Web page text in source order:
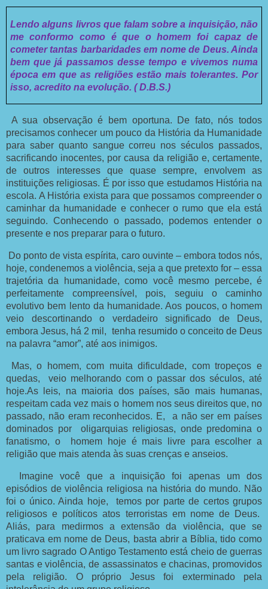
Lendo alguns livros que falam sobre a inquisição, não
me conformo como é que o homem foi capaz de
cometer tantas barbaridades em nome de Deus. Ainda
bem que já passamos desse tempo e vivemos numa
época em que as religiões estão mais tolerantes. Por
isso, acredito na evolução. ( D.B.S.)
A sua observação é bem oportuna. De fato, nós todos
precisamos conhecer um pouco da História da Humanidade
para saber quanto sangue correu nos séculos passados,
sacrificando inocentes, por causa da religião e, certamente,
de outros interesses que quase sempre, envolvem as
instituições religiosas. É por isso que estudamos História na
escola. A História exista para que possamos compreender o
caminhar da humanidade e conhecer o rumo que ela está
seguindo. Conhecendo o passado, podemos entender o
presente e nos preparar para o futuro.
Do ponto de vista espírita, caro ouvinte – embora todos nós,
hoje, condenemos a violência, seja a que pretexto for – essa
trajetória da humanidade, como você mesmo percebe, é
perfeitamente compreensível, pois, seguiu o caminho
evolutivo bem lento da humanidade. Aos poucos, o homem
veio descortinando o verdadeiro significado de Deus,
embora Jesus, há 2 mil, tenha resumido o conceito de Deus
na palavra “amor”, até aos inimigos.
Mas, o homem, com muita dificuldade, com tropeços e
quedas,
veio melhorando com o passar dos séculos, até
hoje.As leis, na maioria dos países, são mais humanas,
respeitam cada vez mais o homem nos seus direitos que, no
passado, não eram reconhecidos. E,
a não ser em países
dominados por
oligarquias religiosas, onde predomina o
fanatismo, o
homem hoje é mais livre para escolher a
religião que mais atenda às suas crenças e anseios.
Imagine você que a inquisição foi apenas um dos
episódios de violência religiosa na história do mundo. Não
foi o único. Ainda hoje,
temos por parte de certos grupos
religiosos e políticos atos terroristas em nome de Deus.
Aliás, para medirmos a extensão da violência, que se
praticava em nome de Deus, basta abrir a Bíblia, tido como
um livro sagrado O Antigo Testamento está cheio de guerras
santas e violência, de assassinatos e chacinas, promovidos
pela religião. O próprio Jesus foi exterminado pela